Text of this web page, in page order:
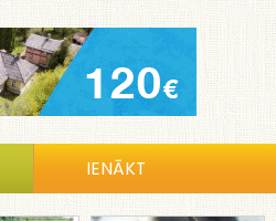
IENĀKT